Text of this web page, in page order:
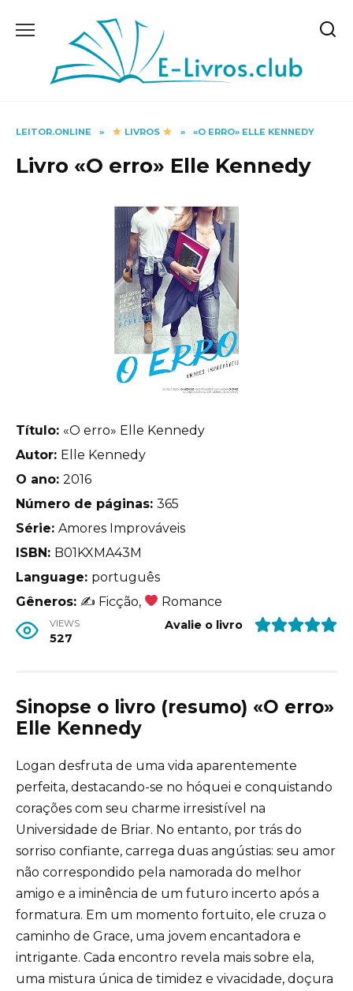
LEITOR.ONLINE » LIVROS » «O ERRO» ELLE KENNEDY
Livro «O erro» Elle Kennedy
Título: «O erro» Elle Kennedy
Autor: Elle Kennedy
O ano: 2016
Número de páginas: 365
Série: Amores Improváveis
ISBN: B01KXMA43M
Language: português
Gêneros: ✍ Ficção, Romance
VIEWS
527
Avalie o livro
Sinopse o livro (resumo) «O erro»
Elle Kennedy
Logan desfruta de uma vida aparentemente
perfeita, destacando-se no hóquei e conquistando
corações com seu charme irresistível na
Universidade de Briar. No entanto, por trás do
sorriso confiante, carrega duas angústias: seu amor
não correspondido pela namorada do melhor
amigo e a iminência de um futuro incerto após a
formatura. Em um momento fortuito, ele cruza o
caminho de Grace, uma jovem encantadora e
intrigante. Cada encontro revela mais sobre ela,
uma mistura única de timidez e vivacidade, doçura